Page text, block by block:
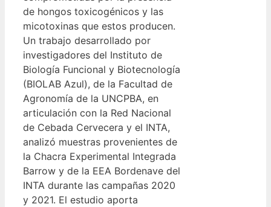
de hongos toxicogénicos y las
micotoxinas que estos producen.
Un trabajo desarrollado por
investigadores del Instituto de
Biología Funcional y Biotecnología
(BIOLAB Azul), de la Facultad de
Agronomía de la UNCPBA, en
articulación con la Red Nacional
de Cebada Cervecera y el INTA,
analizó muestras provenientes de
la Chacra Experimental Integrada
Barrow y de la EEA Bordenave del
INTA durante las campañas 2020
y 2021. El estudio aporta